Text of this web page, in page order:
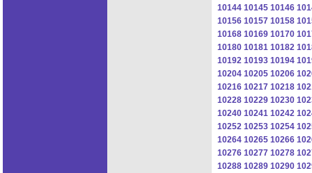
10144 10145 10146
10156 10157 10158
10168 10169 10170
10180 10181 10182
10192 10193 10194
10204 10205 10206
10216 10217 10218
10228 10229 10230
10240 10241 10242
10252 10253 10254
10264 10265 10266
10276 10277 10278
10288 10289 10290